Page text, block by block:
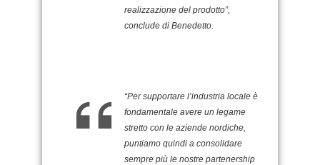
realizzazione del prodotto”,
conclude di Benedetto.
“Per supportare l’industria locale è
fondamentale avere un legame
stretto con le aziende nordiche,
puntiamo quindi a consolidare
sempre più le nostre partenership